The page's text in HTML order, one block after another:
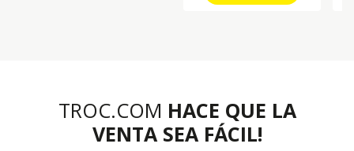
TROC.COM HACE QUE LA
VENTA SEA FÁCIL!